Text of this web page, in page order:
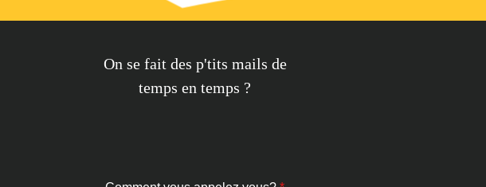
On se fait des p'tits mails de
temps en temps ?